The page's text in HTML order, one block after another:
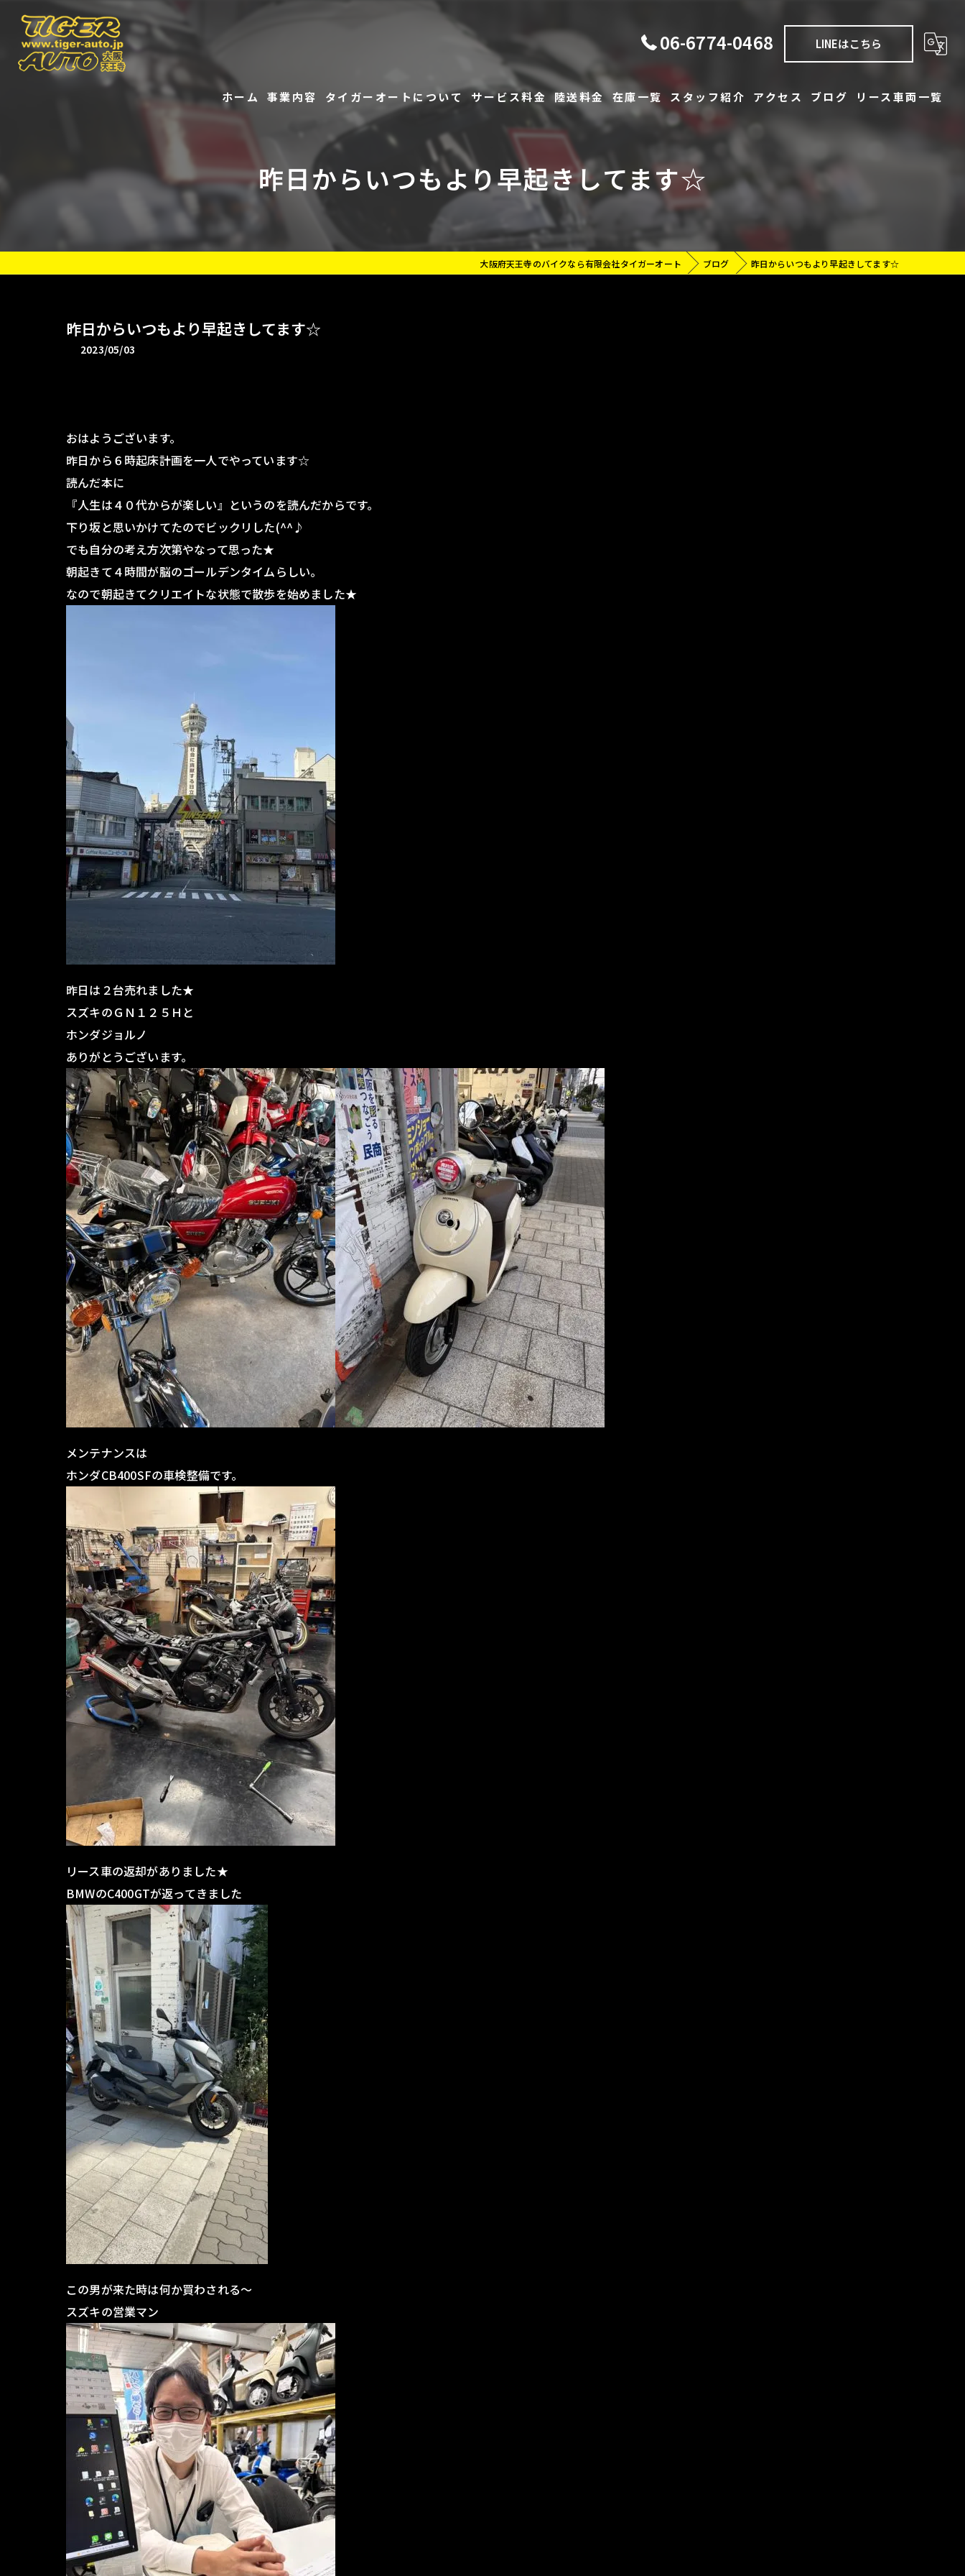
06-6774-0468 LINEはこちら
ホーム 事業内容
修理
リース
事故修理指定工場
タイガーオートについて
よくあるご質問
お客様の評価
サービス料金 陸送料金 在庫一覧
レンタル
スタッフ紹介 アクセス ブログ リース車両一覧
昨日からいつもより早起きしてます☆
大阪府天王寺のバイクなら有限会社タイガーオート ブログ 昨日からいつもより早起きしてます☆
昨日からいつもより早起きしてます☆
2023/05/03
おはようございます。
昨日から６時起床計画を一人でやっています☆
読んだ本に
『人生は４０代からが楽しい』というのを読んだからです。
下り坂と思いかけてたのでビックリした(^^♪
でも自分の考え方次第やなって思った★
朝起きて４時間が脳のゴールデンタイムらしい。
なので朝起きてクリエイトな状態で散歩を始めました★
昨日は２台売れました★
スズキのＧＮ１２５Ｈと
ホンダジョルノ
ありがとうございます。
メンテナンスは
ホンダCB400SFの車検整備です。
リース車の返却がありました★
BMWのC400GTが返ってきました
この男が来た時は何か買わされる～
スズキの営業マン